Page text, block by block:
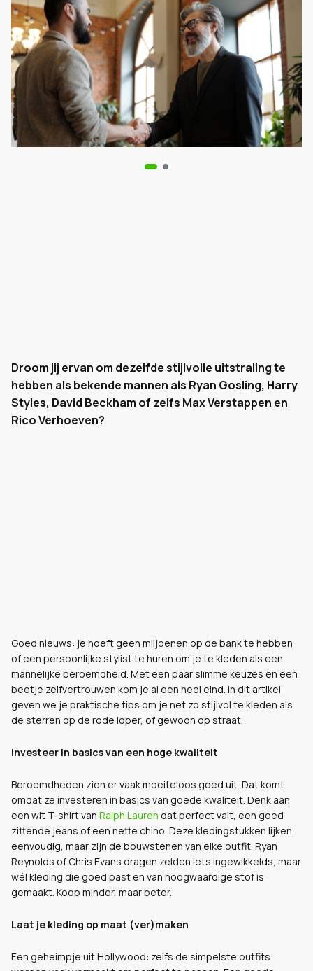
Droom jij ervan om dezelfde stijlvolle uitstraling te
hebben als bekende mannen als Ryan Gosling, Harry
Styles, David Beckham of zelfs Max Verstappen en
Rico Verhoeven?
Goed nieuws: je hoeft geen miljoenen op de bank te hebben
of een persoonlijke stylist te huren om je te kleden als een
mannelijke beroemdheid. Met een paar slimme keuzes en een
beetje zelfvertrouwen kom je al een heel eind. In dit artikel
geven we je praktische tips om je net zo stijlvol te kleden als
de sterren op de rode loper, of gewoon op straat.
Investeer in basics van een hoge kwaliteit
Beroemdheden zien er vaak moeiteloos goed uit. Dat komt
omdat ze investeren in basics van goede kwaliteit. Denk aan
een wit T-shirt van Ralph Lauren dat perfect valt, een goed
zittende jeans of een nette chino. Deze kledingstukken lijken
eenvoudig, maar zijn de bouwstenen van elke outfit. Ryan
Reynolds of Chris Evans dragen zelden iets ingewikkelds, maar
wél kleding die goed past en van hoogwaardige stof is
gemaakt. Koop minder, maar beter.
Laat je kleding op maat (ver)maken
Een geheimpje uit Hollywood: zelfs de simpelste outfits